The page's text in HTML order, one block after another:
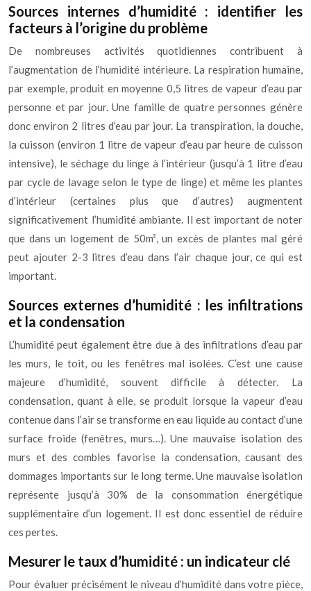
Sources internes d’humidité : identifier les
facteurs à l’origine du problème
De nombreuses activités quotidiennes contribuent à
l’augmentation de l’humidité intérieure. La respiration humaine,
par exemple, produit en moyenne 0,5 litres de vapeur d’eau par
personne et par jour. Une famille de quatre personnes génère
donc environ 2 litres d’eau par jour. La transpiration, la douche,
la cuisson (environ 1 litre de vapeur d’eau par heure de cuisson
intensive), le séchage du linge à l’intérieur (jusqu’à 1 litre d’eau
par cycle de lavage selon le type de linge) et même les plantes
d’intérieur (certaines plus que d’autres) augmentent
significativement l’humidité ambiante. Il est important de noter
que dans un logement de 50m², un excès de plantes mal géré
peut ajouter 2-3 litres d’eau dans l’air chaque jour, ce qui est
important.
Sources externes d’humidité : les infiltrations
et la condensation
L’humidité peut également être due à des infiltrations d’eau par
les murs, le toit, ou les fenêtres mal isolées. C’est une cause
majeure d’humidité, souvent difficile à détecter. La
condensation, quant à elle, se produit lorsque la vapeur d’eau
contenue dans l’air se transforme en eau liquide au contact d’une
surface froide (fenêtres, murs…). Une mauvaise isolation des
murs et des combles favorise la condensation, causant des
dommages importants sur le long terme. Une mauvaise isolation
représente jusqu’à 30% de la consommation énergétique
supplémentaire d’un logement. Il est donc essentiel de réduire
ces pertes.
Mesurer le taux d’humidité : un indicateur clé
Pour évaluer précisément le niveau d’humidité dans votre pièce,